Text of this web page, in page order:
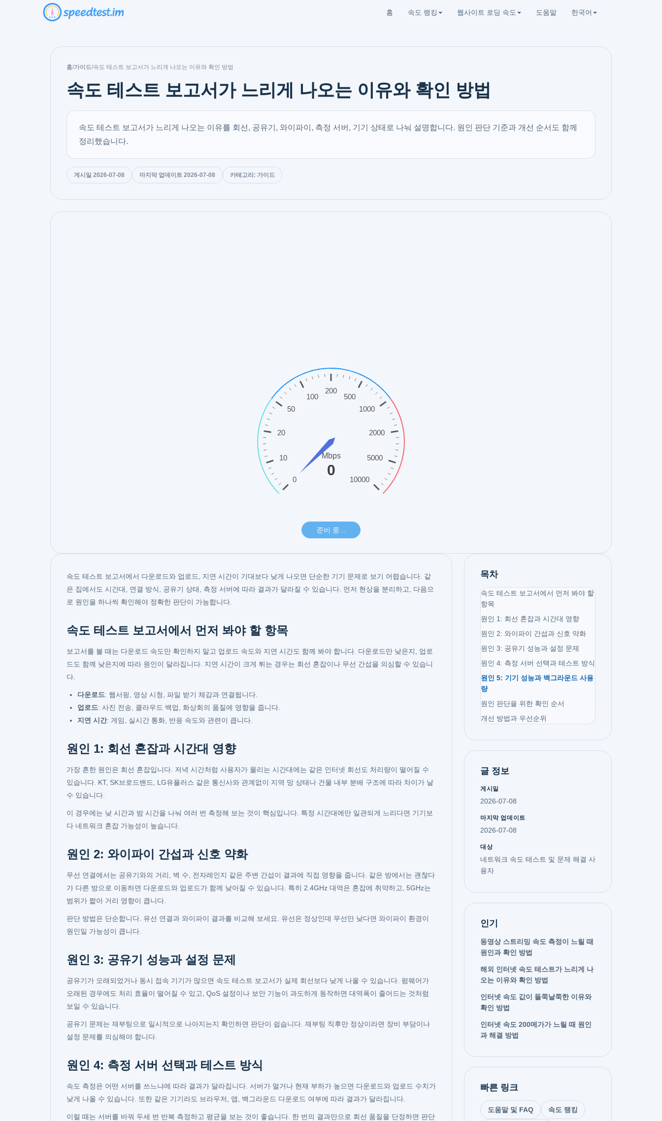
홈 속도 랭킹 웹사이트 로딩 속도 도움말 한국어
홈/가이드/속도 테스트 보고서가 느리게 나오는 이유와 확인 방법
속도 테스트 보고서가 느리게 나오는 이유와 확인 방법
속도 테스트 보고서가 느리게 나오는 이유를 회선, 공유기, 와이파이, 측정 서버, 기기 상태로 나눠 설명합니다. 원인 판단 기준과 개선 순서도 함께
정리했습니다.
게시일 2026-07-08 마지막 업데이트 2026-07-08 카테고리: 가이드
속도 테스트 보고서에서 다운로드와 업로드, 지연 시간이 기대보다 낮게 나오면 단순한 기기 문제로 보기 어렵습니다. 같
은 집에서도 시간대, 연결 방식, 공유기 상태, 측정 서버에 따라 결과가 달라질 수 있습니다. 먼저 현상을 분리하고, 다음으
로 원인을 하나씩 확인해야 정확한 판단이 가능합니다.
속도 테스트 보고서에서 먼저 봐야 할 항목
보고서를 볼 때는 다운로드 속도만 확인하지 말고 업로드 속도와 지연 시간도 함께 봐야 합니다. 다운로드만 낮은지, 업로
드도 함께 낮은지에 따라 원인이 달라집니다. 지연 시간이 크게 튀는 경우는 회선 혼잡이나 무선 간섭을 의심할 수 있습니
다.
다운로드: 웹서핑, 영상 시청, 파일 받기 체감과 연결됩니다.
업로드: 사진 전송, 클라우드 백업, 화상회의 품질에 영향을 줍니다.
지연 시간: 게임, 실시간 통화, 반응 속도와 관련이 큽니다.
원인 1: 회선 혼잡과 시간대 영향
가장 흔한 원인은 회선 혼잡입니다. 저녁 시간처럼 사용자가 몰리는 시간대에는 같은 인터넷 회선도 처리량이 떨어질 수
있습니다. KT, SK브로드밴드, LG유플러스 같은 통신사와 관계없이 지역 망 상태나 건물 내부 분배 구조에 따라 차이가 날
수 있습니다.
이 경우에는 낮 시간과 밤 시간을 나눠 여러 번 측정해 보는 것이 핵심입니다. 특정 시간대에만 일관되게 느리다면 기기보
다 네트워크 혼잡 가능성이 높습니다.
원인 2: 와이파이 간섭과 신호 약화
무선 연결에서는 공유기와의 거리, 벽 수, 전자레인지 같은 주변 간섭이 결과에 직접 영향을 줍니다. 같은 방에서는 괜찮다
가 다른 방으로 이동하면 다운로드와 업로드가 함께 낮아질 수 있습니다. 특히 2.4GHz 대역은 혼잡에 취약하고, 5GHz는
범위가 짧아 거리 영향이 큽니다.
판단 방법은 단순합니다. 유선 연결과 와이파이 결과를 비교해 보세요. 유선은 정상인데 무선만 낮다면 와이파이 환경이
원인일 가능성이 큽니다.
원인 3: 공유기 성능과 설정 문제
공유기가 오래되었거나 동시 접속 기기가 많으면 속도 테스트 보고서가 실제 회선보다 낮게 나올 수 있습니다. 펌웨어가
오래된 경우에도 처리 효율이 떨어질 수 있고, QoS 설정이나 보안 기능이 과도하게 동작하면 대역폭이 줄어드는 것처럼
보일 수 있습니다.
공유기 문제는 재부팅으로 일시적으로 나아지는지 확인하면 판단이 쉽습니다. 재부팅 직후만 정상이라면 장비 부담이나
설정 문제를 의심해야 합니다.
원인 4: 측정 서버 선택과 테스트 방식
속도 측정은 어떤 서버를 쓰느냐에 따라 결과가 달라집니다. 서버가 멀거나 현재 부하가 높으면 다운로드와 업로드 수치가
낮게 나올 수 있습니다. 또한 같은 기기라도 브라우저, 앱, 백그라운드 다운로드 여부에 따라 결과가 달라집니다.
이럴 때는 서버를 바꿔 두세 번 반복 측정하고 평균을 보는 것이 좋습니다. 한 번의 결과만으로 회선 품질을 단정하면 판단
목차
속도 테스트 보고서에서 먼저 봐야 할
항목
원인 1: 회선 혼잡과 시간대 영향
원인 2: 와이파이 간섭과 신호 약화
원인 3: 공유기 성능과 설정 문제
원인 4: 측정 서버 선택과 테스트 방식
원인 5: 기기 성능과 백그라운드 사용
량
원인 판단을 위한 확인 순서
개선 방법과 우선순위
글 정보
게시일
2026-07-08
마지막 업데이트
2026-07-08
대상
네트워크 속도 테스트 및 문제 해결 사
용자
인기
동영상 스트리밍 속도 측정이 느릴 때
원인과 확인 방법
해외 인터넷 속도 테스트가 느리게 나
오는 이유와 확인 방법
인터넷 속도 값이 들쭉날쭉한 이유와
확인 방법
인터넷 속도 200메가가 느릴 때 원인
과 해결 방법
빠른 링크
도움말 및 FAQ 속도 랭킹